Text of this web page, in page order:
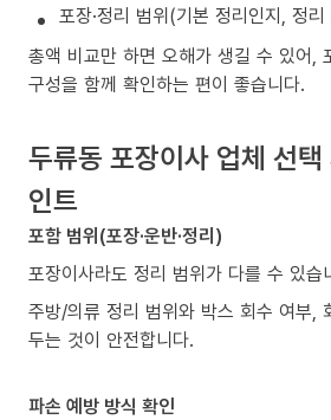
포장·정리 범위(기본 정리인지, 정
총액 비교만 하면 오해가 생길 수 있어,
구성을 함께 확인하는 편이 좋습니다.
두류동 포장이사 업체 선
인트
포함 범위(포장·운반·정리)
포장이사라도 정리 범위가 다를 수 있습
주방/의류 정리 범위와 박스 회수 여부,
두는 것이 안전합니다.
파손 예방 방식 확인